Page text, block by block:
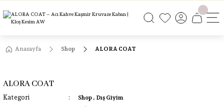
ÜCRETSİZ KARGO
Anasayfa Shop ALORA COAT
ALORA COAT
Kategori Shop , Dış Giyim